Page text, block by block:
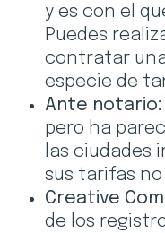
y es con el
Puedes
contratar
especie de
Ante notario:
pero ha
las ciudades
sus tarifas no
Creative
de los